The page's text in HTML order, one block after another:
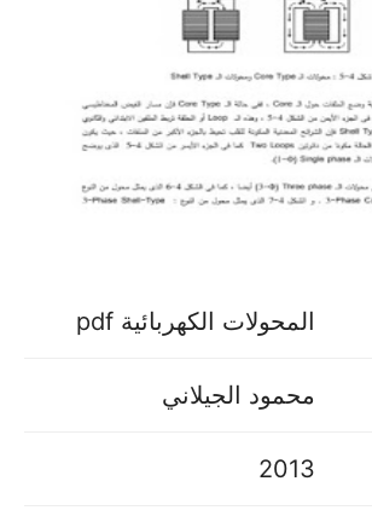
المحولات الكهربائية pdf
محمود الجيلاني
2013